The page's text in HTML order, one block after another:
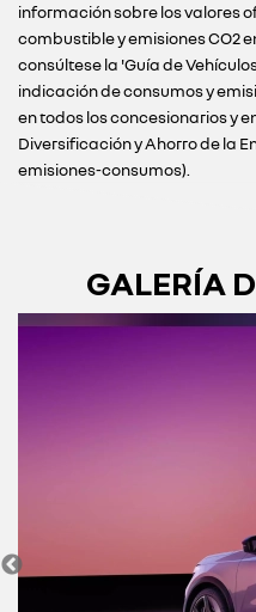
información sobre los valores
combustible y emisiones CO2
consúltese la 'Guía de
indicación de consumos y
en todos los concesionarios y
Diversificación y Ahorro de la
emisiones-consumos).
GALERÍA